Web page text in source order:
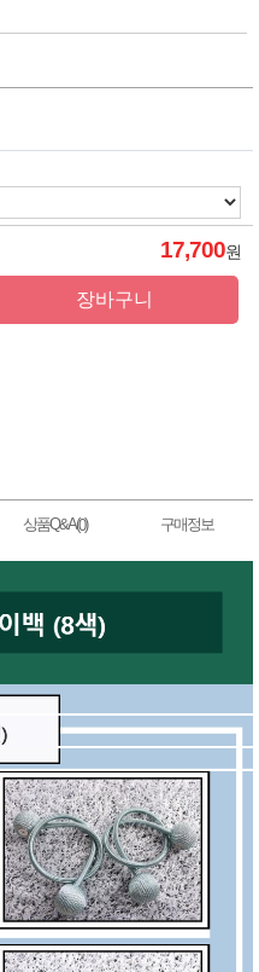
17,700원
상품Q&A(0) 구매정보